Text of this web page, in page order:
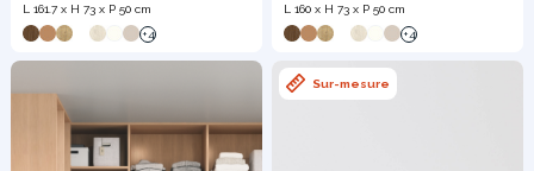
L 161.7 x H 73 x P 50 cm
+4
L 160 x H 73 x P 50 cm
+4
Sur-mesure